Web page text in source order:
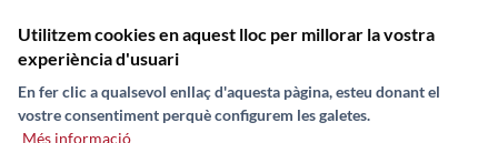
07350 Binissalem (Illes Balears)
Utilitzem cookies en aquest lloc per millorar la vostra
experiència d'usuari
En fer clic a qualsevol enllaç d'aquesta pàgina, esteu donant el
vostre consentiment perquè configurem les galetes.
Més informació